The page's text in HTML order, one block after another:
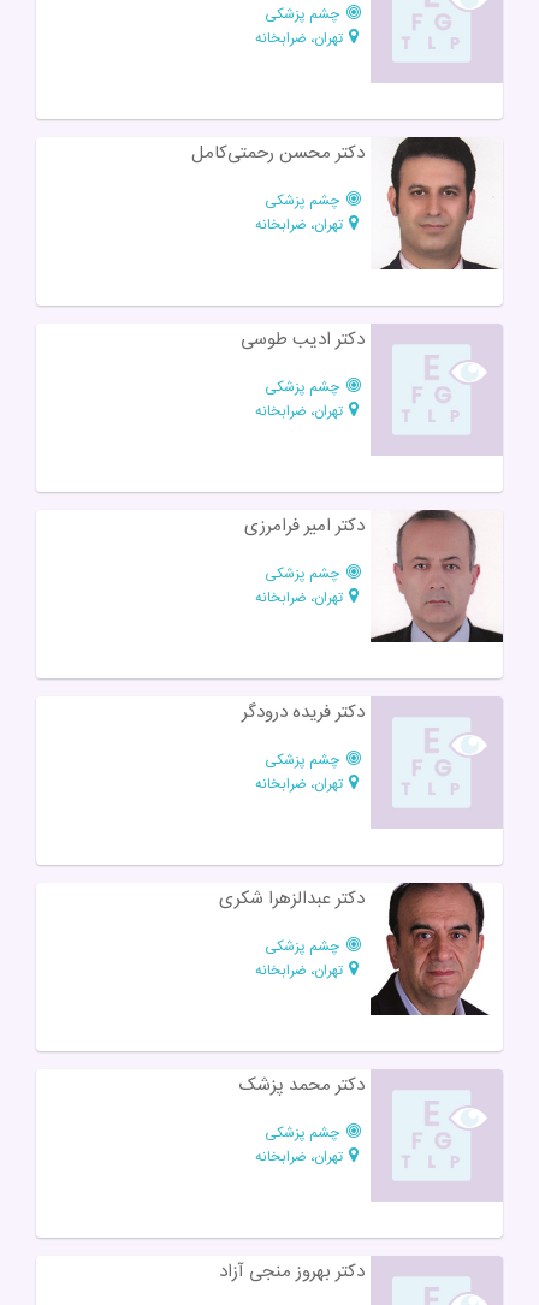
چشم پزشکی
تهران، ضرابخانه
دکتر محسن رحمتی‌کامل
چشم پزشکی
تهران، ضرابخانه
دکتر ادیب طوسی
چشم پزشکی
تهران، ضرابخانه
دکتر امیر فرامرزی
چشم پزشکی
تهران، ضرابخانه
دکتر فریده درودگر
چشم پزشکی
تهران، ضرابخانه
دکتر عبدالزهرا شکری
چشم پزشکی
تهران، ضرابخانه
دکتر محمد پزشک
چشم پزشکی
تهران، ضرابخانه
دکتر بهروز منجی آزاد